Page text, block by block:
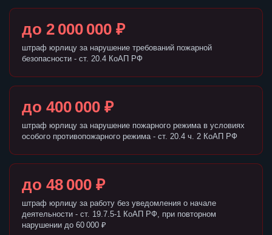
до 2 000 000 ₽
штраф юрлицу за нарушение требований пожарной
безопасности - ст. 20.4 КоАП РФ
до 400 000 ₽
штраф юрлицу за нарушение пожарного режима в условиях
особого противопожарного режима - ст. 20.4 ч. 2 КоАП РФ
до 48 000 ₽
штраф юрлицу за работу без уведомления о начале
деятельности - ст. 19.7.5-1 КоАП РФ, при повторном
нарушении до 60 000 ₽